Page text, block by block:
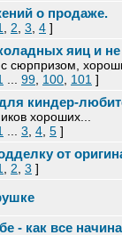
о продаже.
2 3 4 ]
яиц и не
с сюрпризом,
99 100 101 ]
киндер-
хороших...
3 4 5 ]
от
2 3 ]
- как все